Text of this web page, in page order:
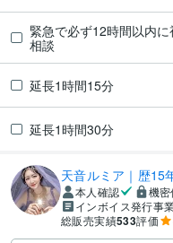
緊急で必ず12時間以内
相談
延長1時間15分
延長1時間30分
天音ルミア｜歴15
本人確認
機
インボイス発行事
総販売実績533評価